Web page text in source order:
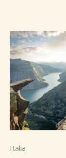
Italia